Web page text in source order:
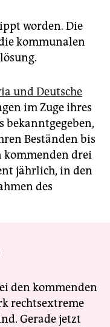
worden. Die
kommunalen
und Deutsche
im Zuge ihres
bekanntgegeben,
Beständen bis
kommenden drei
jährlich, in den
des
den kommenden
rechtsextreme
Gerade jetzt